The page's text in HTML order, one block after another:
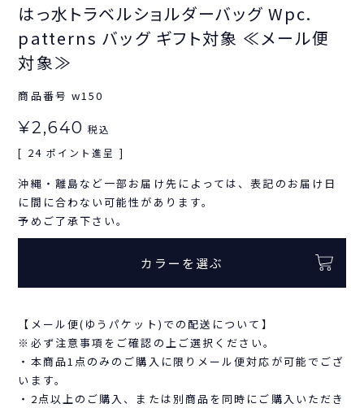
はっ水トラベルショルダーバッグ Wpc.
patterns バッグ ギフト対象 ≪メール便
対象≫
商品番号 w150
¥2,640 税込
[ 24 ポイント進呈 ]
沖縄・離島など一部お届け先によっては、表記のお届け日
に間に合わない可能性があります。
予めご了承下さい。
カラーを選ぶ
【メール便(ゆうパケット)での配送について】
※必ず注意事項をご確認の上ご選択ください。
・本商品1点のみのご購入に限りメール便対応が可能でござ
います。
・2点以上のご購入、または別商品を同時にご購入いただき